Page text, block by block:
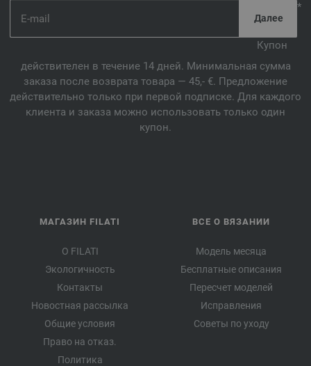
*
Купон
действителен в течение 14 дней. Минимальная сумма
заказа после возврата товара — 45,- €. Предложение
действительно только при первой подписке. Для каждого
клиента и заказа можно использовать только один
купон.
МАГАЗИН FILATI
О FILATI
Экологичность
Контакты
Новостная рассылка
Общие условия
Право на отказ.
Политика
ВСЕ О ВЯЗАНИИ
Модель месяца
Бесплатные описания
Пересчет моделей
Исправления
Советы по уходу